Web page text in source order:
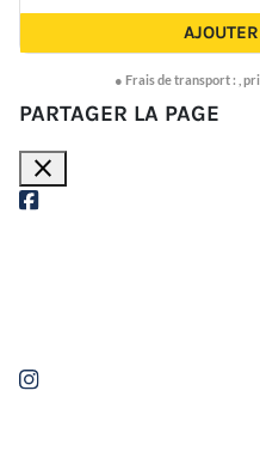
● Frais de transport :
PARTAGER LA PAGE
close